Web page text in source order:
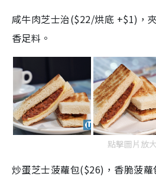
咸牛肉芝士治($22/烘底 +$1)，
香足料。
點擊圖片放大
炒蛋芝士菠蘿包($26)，香脆菠